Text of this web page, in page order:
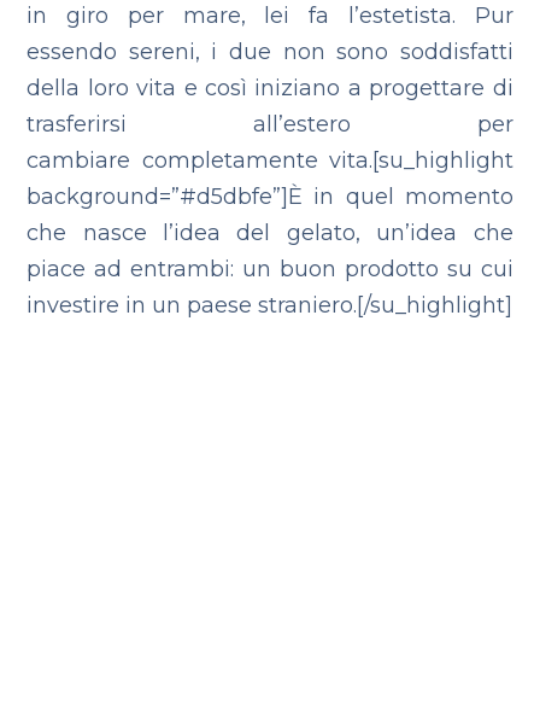
in giro per mare, lei fa l’estetista. Pur
essendo sereni, i due non sono soddisfatti
della loro vita e così iniziano a progettare di
trasferirsi all’estero per
cambiare completamente vita.[su_highlight
background=”#d5dbfe”]È in quel momento
che nasce l’idea del gelato, un’idea che
piace ad entrambi: un buon prodotto su cui
investire in un paese straniero.[/su_highlight]